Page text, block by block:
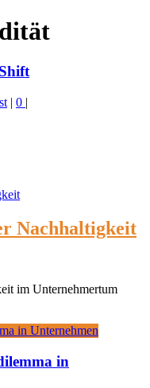
| 0 |
Nachhaltigkeit
im Unternehmertum
in